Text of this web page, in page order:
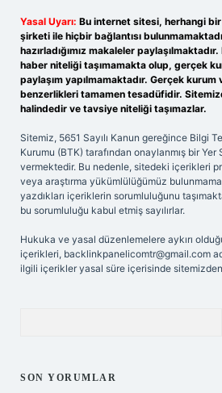
Yasal Uyarı: Bu internet sitesi, herhangi
şirketi ile hiçbir bağlantısı
hazırladığımız makaleler
haber niteliği taşımamakta olup, gerçek
paylaşım yapılmamaktadır. Gerçek
benzerlikleri tamamen tesadüfidir.
halindedir ve tavsiye niteliği taşımazlar.
Sitemiz, 5651 Sayılı Kanun gereğince Bilgi
Kurumu (BTK) tarafından onaylanmış bir Yer
vermektedir. Bu nedenle, sitedeki içerikleri
veya araştırma yükümlülüğümüz
yazdıkları içeriklerin sorumluluğunu
bu sorumluluğu kabul etmiş sayılırlar.
Hukuka ve yasal düzenlemelere aykırı
içerikleri, backlinkpanelicomtr@gmail.com
ilgili içerikler yasal süre içerisinde sitemizden
SON YORUMLAR